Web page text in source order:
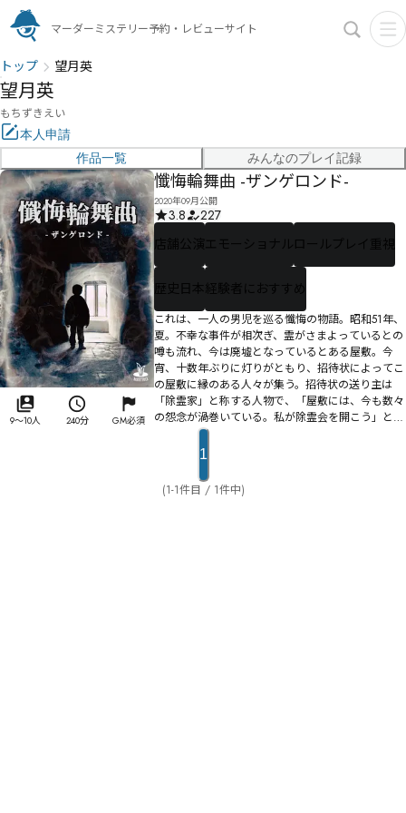
マーダーミステリー予約・レビューサイト
トップ 望月英
望月英
もちずきえい
本人申請
作品一覧
みんなのプレイ記録
9〜10人 240分 GM必須
懺悔輪舞曲 -ザンゲロンド-
2020年09月公開
3.8
227
店舗公演 エモーショナル ロールプレイ重視
歴史日本経験者におすすめ
これは、一人の男児を巡る懺悔の物語。昭和51年、
夏。不幸な事件が相次ぎ、霊がさまよっているとの
噂も流れ、今は廃墟となっているとある屋敷。今
宵、十数年ぶりに灯りがともり、招待状によってこ
の屋敷に縁のある人々が集う。招待状の送り主は
「除霊家」と称する人物で、「屋敷には、今も数々
の怨念が渦巻いている。私が除霊会を開こう」と記
されていた。なにより人々が震撼したのは、添えら
れていた写真だった。その写真には……。様々な思
つける事になる。果たして人間の仕業か、怨霊の仕
業か。謎と恐怖、そして慟哭の一夜が今始まる。――あ
1
(1-1件目 / 1件中)